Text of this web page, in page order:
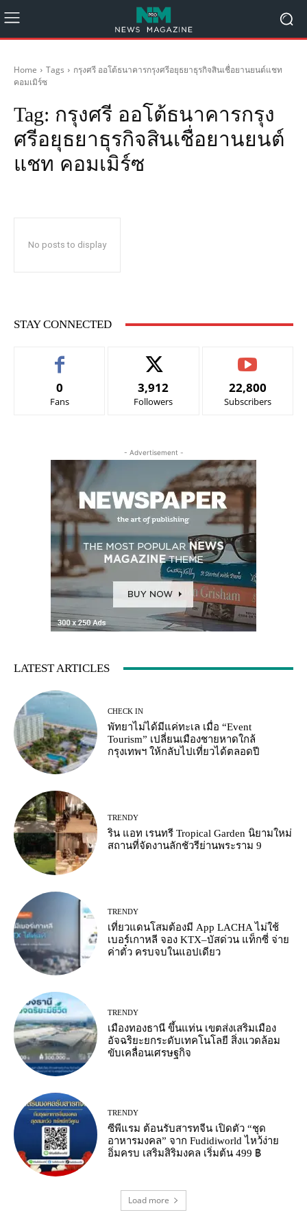
Home Tags
กรุงศรี ออโต้ธนาคารกรุงศรีอยุธยาธุรกิจสินเชื่อยานยนต์แชท
คอมเมิร์ซ
Tag: กรุงศรี ออโต้ธนาคารกรุง
ศรีอยุธยาธุรกิจสินเชื่อยานยนต์
แชท คอมเมิร์ซ
No posts to display
STAY CONNECTED
0
Fans
3,912
Followers
22,800
Subscribers
- Advertisement -
LATEST ARTICLES
CHECK IN
พัทยาไม่ได้มีแค่ทะเล เมื่อ “Event
Tourism” เปลี่ยนเมืองชายหาดใกล้
กรุงเทพฯ ให้กลับไปเที่ยวได้ตลอดปี
TRENDY
ริน แอท เรนทรี Tropical Garden นิยามใหม่
สถานที่จัดงานลักชัวรีย่านพระราม 9
TRENDY
เที่ยวแดนโสมต้องมี App LACHA ไม่ใช้
เบอร์เกาหลี จอง KTX–บัสด่วน แท็กซี่ จ่าย
ค่าตั๋ว ครบจบในแอปเดียว
TRENDY
เมืองทองธานี ขึ้นแท่น เขตส่งเสริมเมือง
อัจฉริยะยกระดับเทคโนโลยี สิ่งแวดล้อม
ขับเคลื่อนเศรษฐกิจ
TRENDY
ซีพีแรม ต้อนรับสารทจีน เปิดตัว “ชุด
อาหารมงคล” จาก Fudidiworld ไหว้ง่าย
อิ่มครบ เสริมสิริมงคล เริ่มต้น 499 ฿
Load more